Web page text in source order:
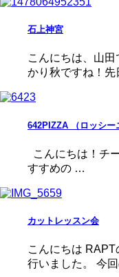
石上神宮
こんにちは、山
かり秋ですね！
642PIZZA （ロッシー
こんにちは！チ
すすめの …
カットレッスン会
こんにちは
行いました。 今